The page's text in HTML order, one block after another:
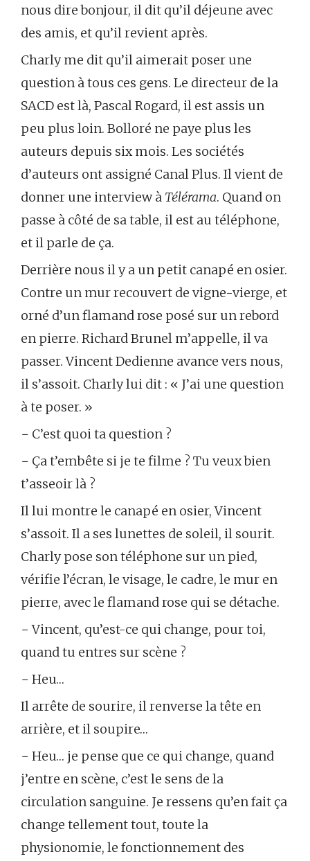
nous dire bonjour, il dit qu’il déjeune avec
des amis, et qu’il revient après.
Charly me dit qu’il aimerait poser une
question à tous ces gens. Le directeur de la
SACD est là, Pascal Rogard, il est assis un
peu plus loin. Bolloré ne paye plus les
auteurs depuis six mois. Les sociétés
d’auteurs ont assigné Canal Plus. Il vient de
donner une interview à Télérama. Quand on
passe à côté de sa table, il est au téléphone,
et il parle de ça.
Derrière nous il y a un petit canapé en osier.
Contre un mur recouvert de vigne-vierge, et
orné d’un flamand rose posé sur un rebord
en pierre. Richard Brunel m’appelle, il va
passer. Vincent Dedienne avance vers nous,
il s’assoit. Charly lui dit : « J’ai une question
à te poser. »
− C’est quoi ta question ?
− Ça t’embête si je te filme ? Tu veux bien
t’asseoir là ?
Il lui montre le canapé en osier, Vincent
s’assoit. Il a ses lunettes de soleil, il sourit.
Charly pose son téléphone sur un pied,
vérifie l’écran, le visage, le cadre, le mur en
pierre, avec le flamand rose qui se détache.
− Vincent, qu’est-ce qui change, pour toi,
quand tu entres sur scène ?
− Heu…
Il arrête de sourire, il renverse la tête en
arrière, et il soupire…
− Heu… je pense que ce qui change, quand
j’entre en scène, c’est le sens de la
circulation sanguine. Je ressens qu’en fait ça
change tellement tout, toute la
physionomie, le fonctionnement des